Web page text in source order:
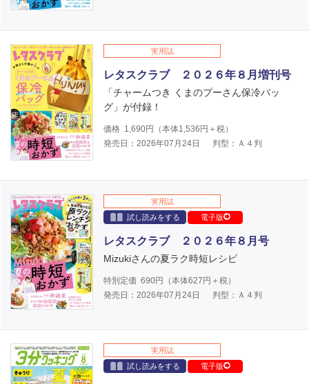
実用誌
レタスクラブ ２０２６年８月増刊号
「チャームつき くまのプーさん保冷バッ
グ」が付録！
価格 1,690円（本体1,536 円＋税）
発売日：2026年07月24日
判型：Ａ４判
実用誌
試し読みをする
電子版
レタスクラブ ２０２６年８月号
Mizukiさんの夏ラク時短レシピ
特別定価 690円（本体627 円＋税）
発売日：2026年07月24日
判型：Ａ４判
実用誌
試し読みをする
電子版